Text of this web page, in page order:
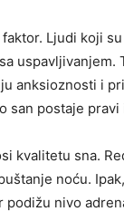
Ljudi koji
anksioznosti i
san postaje
kvalitetu sna.
noću.
nivo